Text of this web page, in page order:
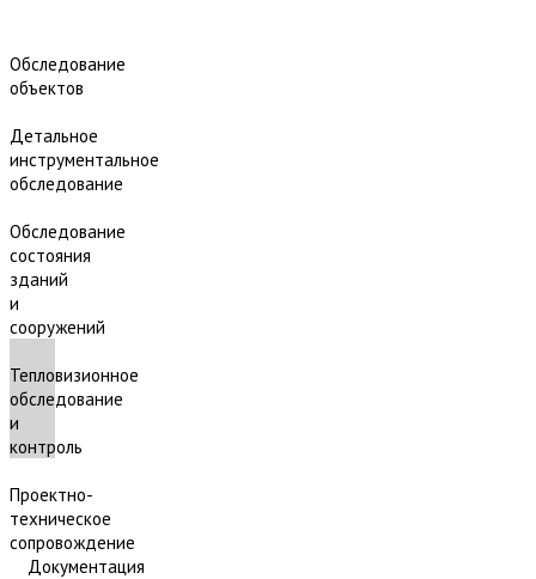
Обследование
объектов
Детальное
инструментальное
обследование
Обследование
состояния
зданий
и
сооружений
Тепловизионное
обследование
и
контроль
Проектно-
техническое
сопровождение
Документация